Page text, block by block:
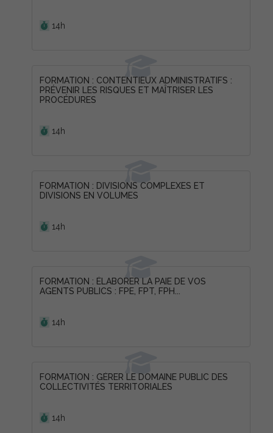
14h
FORMATION : CONTENTIEUX ADMINISTRATIFS :
PRÉVENIR LES RISQUES ET MAÎTRISER LES
PROCÉDURES
14h
FORMATION : DIVISIONS COMPLEXES ET
DIVISIONS EN VOLUMES
14h
FORMATION : ÉLABORER LA PAIE DE VOS
AGENTS PUBLICS : FPE, FPT, FPH...
14h
FORMATION : GÉRER LE DOMAINE PUBLIC DES
COLLECTIVITÉS TERRITORIALES
14h